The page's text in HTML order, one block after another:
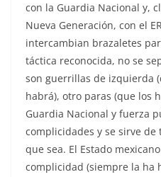
con la Guardia Nacional y,
Nueva Generación, con el
intercambian brazaletes
táctica reconocida, no se
son guerrillas de izquierda
habrá), otro paras (que los
Guardia Nacional y fuerza
complicidades y se sirve
que sea. El Estado
complicidad (siempre la ha